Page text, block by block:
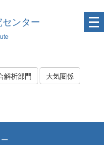
ンター
解析部門 大気圏係